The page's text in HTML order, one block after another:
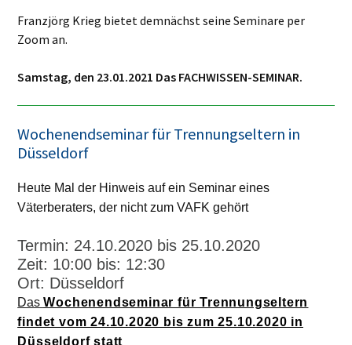
Franzjörg Krieg bietet demnächst seine Seminare per
Zoom an.
Samstag, den 23.01.2021 Das FACHWISSEN-SEMINAR.
Wochenendseminar für Trennungseltern in
Düsseldorf
Heute Mal der Hinweis auf ein Seminar eines
Väterberaters, der nicht zum VAFK gehört
Termin: 24.10.2020 bis 25.10.2020
Zeit: 10:00 bis: 12:30
Ort: Düsseldorf
DasWochenendseminar für Trennungseltern
findet vom 24.10.2020 bis zum 25.10.2020 in
Düsseldorf statt